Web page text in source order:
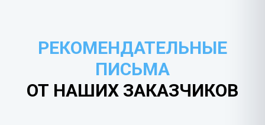
РЕКОМЕНДАТЕЛЬНЫЕ
ПИСЬМА
ОТ НАШИХ ЗАКАЗЧИКОВ